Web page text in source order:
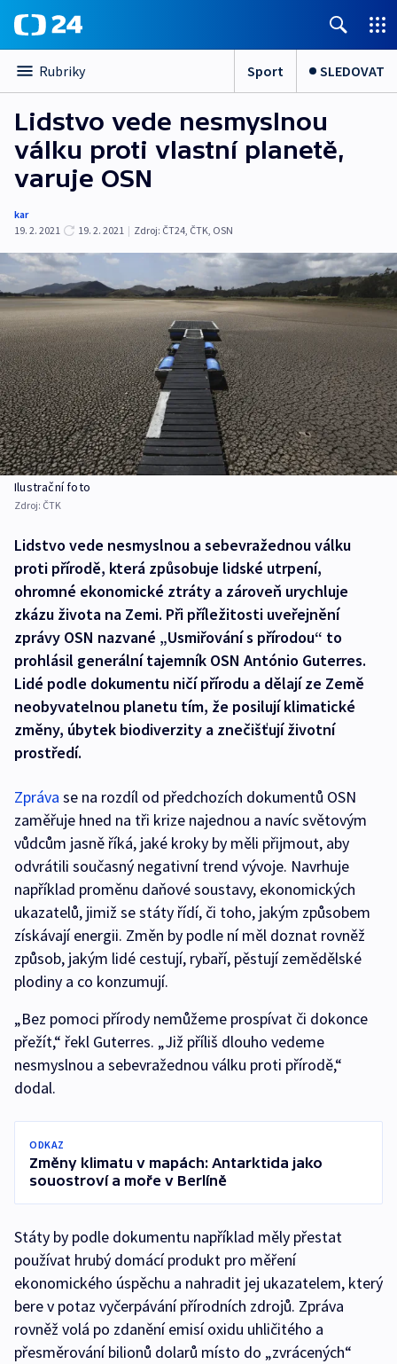
Rubriky Sport SLEDOVAT
Lidstvo vede nesmyslnou
válku proti vlastní planetě,
varuje OSN
kar
19. 2. 2021
19. 2. 2021 | Zdroj: ČT24, ČTK, OSN
Ilustrační foto
Zdroj: ČTK
Lidstvo vede nesmyslnou a sebevražednou válku
proti přírodě, která způsobuje lidské utrpení,
ohromné ekonomické ztráty a zároveň urychluje
zkázu života na Zemi. Při příležitosti uveřejnění
zprávy OSN nazvané „Usmiřování s přírodou“ to
prohlásil generální tajemník OSN António Guterres.
Lidé podle dokumentu ničí přírodu a dělají ze Země
neobyvatelnou planetu tím, že posilují klimatické
změny, úbytek biodiverzity a znečišťují životní
prostředí.
Zpráva se na rozdíl od předchozích dokumentů OSN
zaměřuje hned na tři krize najednou a navíc světovým
vůdcům jasně říká, jaké kroky by měli přijmout, aby
odvrátili současný negativní trend vývoje. Navrhuje
například proměnu daňové soustavy, ekonomických
ukazatelů, jimiž se státy řídí, či toho, jakým způsobem
získávají energii. Změn by podle ní měl doznat rovněž
způsob, jakým lidé cestují, rybaří, pěstují zemědělské
plodiny a co konzumují.
„Bez pomoci přírody nemůžeme prospívat či dokonce
přežít,“ řekl Guterres. „Již příliš dlouho vedeme
nesmyslnou a sebevražednou válku proti přírodě,“
dodal.
ODKAZ
Změny klimatu v mapách: Antarktida jako
souostroví a moře v Berlíně
Státy by podle dokumentu například měly přestat
používat hrubý domácí produkt pro měření
ekonomického úspěchu a nahradit jej ukazatelem, který
bere v potaz vyčerpávání přírodních zdrojů. Zpráva
rovněž volá po zdanění emisí oxidu uhličitého a
přesměrování bilionů dolarů místo do „zvrácených“